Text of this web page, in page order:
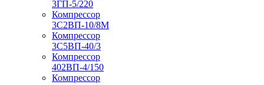
3ГП-5/220
Компрессор
3С2ВП-10/8М
Компрессор
3С5ВП-40/3
Компрессор
402ВП-4/150
Компрессор